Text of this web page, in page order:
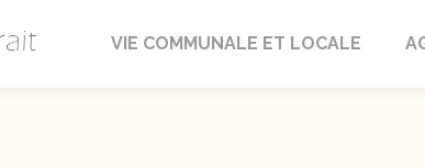
Triac-Lautrait
VIE COMMUNALE ET LOCALE